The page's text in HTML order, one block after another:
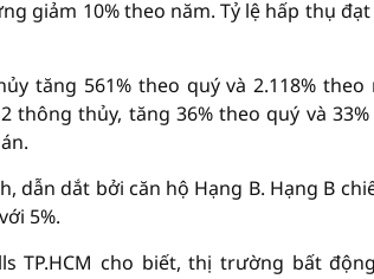
giảm 10% theo năm. Tỷ lệ hấp thụ đạt
tăng 561% theo quý và 2.118% theo
thông thủy, tăng 36% theo quý và
dẫn dắt bởi căn hộ Hạng B. Hạng B
5%.
TP.HCM cho biết, thị trường bất